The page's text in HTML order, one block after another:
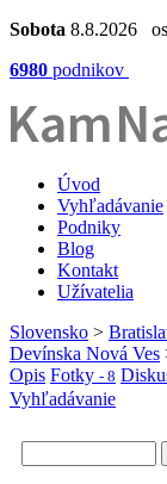
Sobota 8.8.2026
6980 podnikov
Kam
Úvod
Vyhľadávanie
Podniky
Blog
Kontakt
Užívatelia
Slovensko >
Devínska Nová Ves
Opis Fotky - 8
Vyhľadávanie